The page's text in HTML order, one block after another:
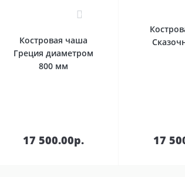
Костровая чаша
Греция диаметром
800 мм
17 500.00р.
корзину
17